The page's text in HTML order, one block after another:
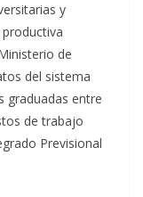
y
de
del sistema
graduadas entre
de trabajo
Previsional